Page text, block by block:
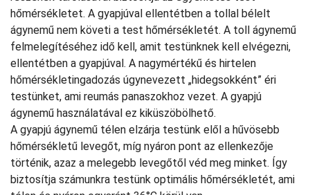
hőmérsékletet. A gyapjúval ellentétben a tollal bélelt
ágynemű nem követi a test hőmérsékletét. A toll ágynemű
felmelegítéséhez idő kell, amit testünknek kell elvégezni,
ellentétben a gyapjúval. A nagymértékű és hirtelen
hőmérsékletingadozás úgynevezett „hidegsokként” éri
testünket, ami reumás panaszokhoz vezet. A gyapjú
ágynemű használatával ez kiküszöbölhető.
A gyapjú ágynemű télen elzárja testünk elől a hűvösebb
hőmérsékletű levegőt, míg nyáron pont az ellenkezője
történik, azaz a melegebb levegőtől véd meg minket. Így
biztosítja számunkra testünk optimális hőmérsékletét, ami